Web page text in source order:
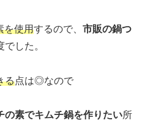
を使用するので、 市販の鍋つ
でした。
る点は◎なので
の素でキムチ鍋を作りたい所